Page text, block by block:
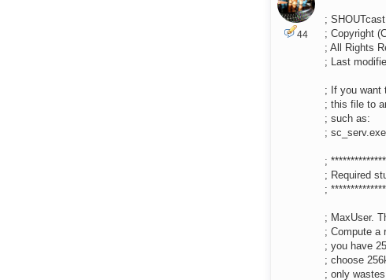
44
;
; Copyright
; All Rights
; Last
; If you want
; this file to
; such as:
;
;
; Required
;
; MaxUser.
; Compute a
; you have
; choose
; only